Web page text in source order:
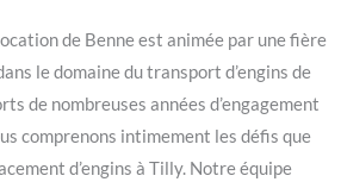
de Benne est animée par une fière
le domaine du transport d’engins de
de nombreuses années d’engagement
comprenons intimement les défis que
d’engins à Tilly. Notre équipe